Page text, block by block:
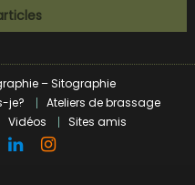
une bouchée de pain ?
introspection
craft à Marseille
le milieu brassicole
une bouchée de pain ?
– Sitographie
je?
Ateliers de brassage
Vidéos Sites amis